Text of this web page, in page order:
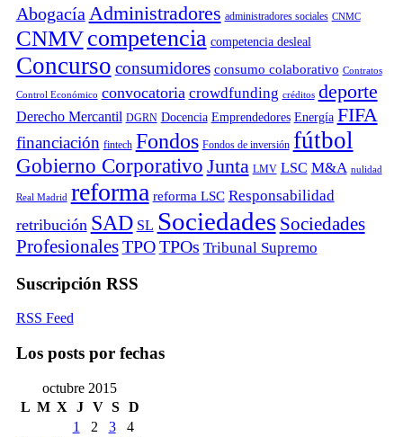
Abogacía Administradores administradores sociales CNMC
CNMV competencia competencia desleal
Concurso consumidores consumo colaborativo Contratos
Control Económico convocatoria crowdfunding créditos deporte
Derecho Mercantil DGRN Docencia Emprendedores Energía FIFA
financiación fintech Fondos Fondos de inversión fútbol
Gobierno Corporativo Junta LMV LSC M&A nulidad
Real Madrid reforma reforma LSC Responsabilidad
retribución SAD SL Sociedades Sociedades
Profesionales TPO TPOs Tribunal Supremo
Suscripción RSS
RSS Feed
Los posts por fechas
octubre 2015
L M X J V S D
1 2 3
4